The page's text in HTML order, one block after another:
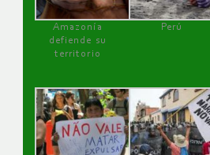
Amazonía
defiende su
territorio
Perú